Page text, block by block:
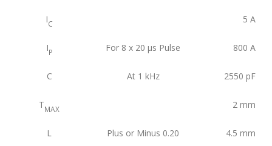
IC 5 A
IP For 8 x 20 μs Pulse 800 A
C At 1 kHz 2550 pF
TMAX 2 mm
L Plus or Minus 0.20 4.5 mm